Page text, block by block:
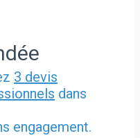
3 devis
dans
engagement.